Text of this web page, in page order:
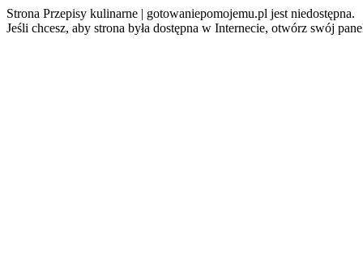
Strona Przepisy kulinarne | gotowaniepomojemu.pl jest niedostępna.
Jeśli chcesz, aby strona była dostępna w Internecie, otwórz swój